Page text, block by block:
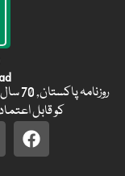
کو قابل